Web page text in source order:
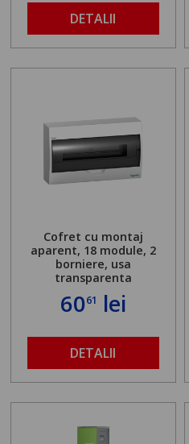
DETALII
Cofret cu montaj
aparent, 18 module, 2
borniere, usa
transparenta
6061 lei
DETALII